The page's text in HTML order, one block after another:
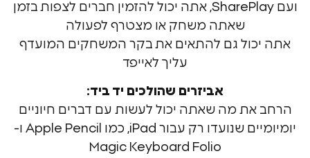
ועם SharePlay, אתה יכול להזמין חברים לצפות בזמן
שאתה משחק או מצטרף לפעולה
גם להתאים את בקר המשחקים המועדף
עליך לאייפד
אביזרים שהולכים יד ביד:
מה שאתה יכול לעשות עם דברים חיוניים
יומיומיים שנועדו רק עבור iPad, כמו Apple Pencil ו-
Magic Keyboard Folio